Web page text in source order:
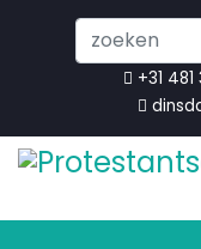
+31 481